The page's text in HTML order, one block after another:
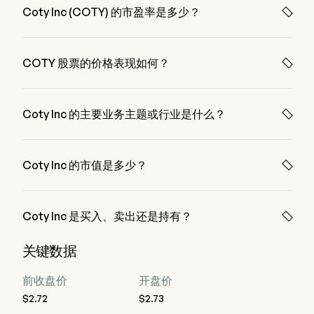
Nautica、Paixao、Rimmel、Risque、Sally Hansen和Vera
Wang。其高端品牌包括Burberry、Calvin Klein、Chloe、
Miu、Orveda和Tiffany & Co.。其大众美容品牌主要通过大型超
Coty Inc (COTY) 的市盈率是多少？ 
COTY 股票的价格表现如何？ 
Coty Inc 的主要业务主题或行业是什么？ 
Coty Inc 的市值是多少？ 
Coty Inc 是买入、卖出还是持有？ 
师评级，包括 3 位强烈买入，7 位买入，13 位持有，2 位卖
关键数据
前收盘价
$2.72
开盘价
$2.73